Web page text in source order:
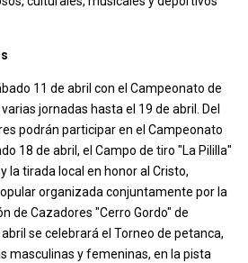
11 de abril con el Campeonato de
jornadas hasta el 19 de abril. Del
podrán participar en el Campeonato
18 de abril, el Campo de tiro "La Pililla"
la tirada local en honor al Cristo,
organizada conjuntamente por la
de Cazadores "Cerro Gordo" de
se celebrará el Torneo de petanca,
masculinas y femeninas, en la pista